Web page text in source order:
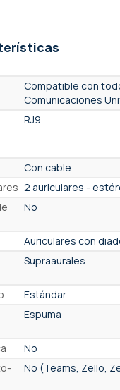
Compatible con
Comunicaciones
RJ9
Con cable
2 auriculares -
No
Auriculares con
Supraaurales
Estándar
Espuma
No
No (Teams, Zello,